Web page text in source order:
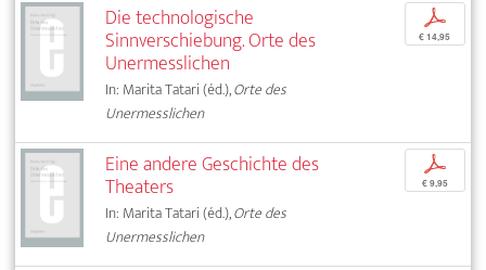
Die technologische
Sinnverschiebung. Orte des
Unermesslichen
In: Marita Tatari (éd.),Orte des
Unermesslichen
p
€ 14,95
Eine andere Geschichte des
Theaters
In: Marita Tatari (éd.),Orte des
Unermesslichen
p
€ 9,95